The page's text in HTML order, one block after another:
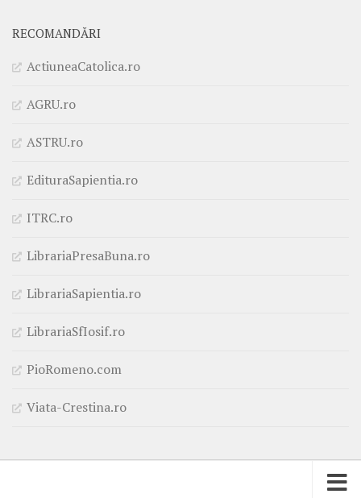
RECOMANDĂRI
ActiuneaCatolica.ro
AGRU.ro
ASTRU.ro
EdituraSapientia.ro
ITRC.ro
LibrariaPresaBuna.ro
LibrariaSapientia.ro
LibrariaSfIosif.ro
PioRomeno.com
Viata-Crestina.ro